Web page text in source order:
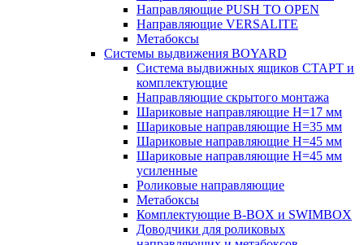
Направляющие PUSH TO OPEN
Направляющие VERSALITE
Метабоксы
Системы выдвижения BOYARD
Система выдвижных ящиков СТАРТ и
комплектующие
Направляющие скрытого монтажа
Шариковые направляющие H=17 мм
Шариковые направляющие H=35 мм
Шариковые направляющие H=45 мм
Шариковые направляющие H=45 мм
усиленные
Роликовые направляющие
Метабоксы
Комплектующие B-BOX и SWIMBOX
Доводчики для роликовых